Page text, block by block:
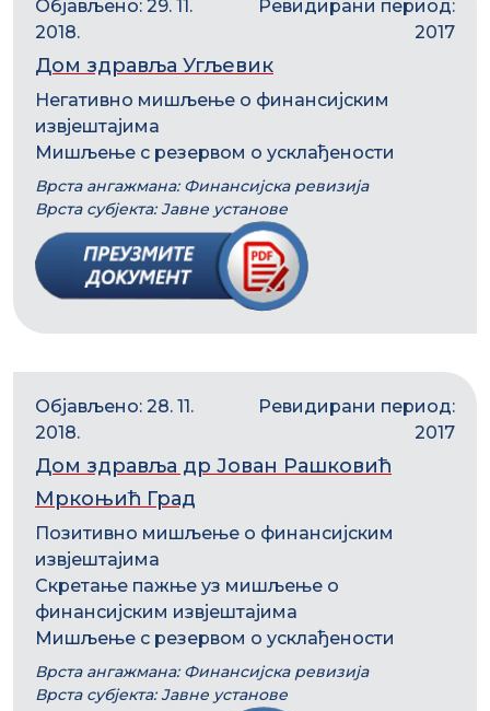
Објављено: 29. 11.
2018.
Ревидирани период:
2017
Дом здравља Угљевик
Негативно мишљење о финансијским
извјештајима
Мишљење с резервом о усклађености
Врста ангажмана: Финансијска ревизија
Врста субјекта: Јавне установе
Објављено: 28. 11.
2018.
Ревидирани период:
2017
Дом здравља др Јован Рашковић
Мркоњић Град
Позитивно мишљење о финансијским
извјештајима
Скретање пажње уз мишљење о
финансијским извјештајима
Мишљење с резервом о усклађености
Врста ангажмана: Финансијска ревизија
Врста субјекта: Јавне установе